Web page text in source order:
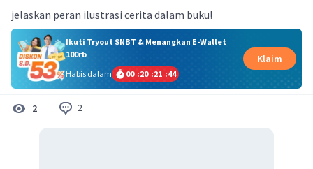
jelaskan peran ilustrasi cerita dalam buku!
Ikuti Tryout SNBT & Menangkan E-Wallet
100rb
Habis dalam
00 :20 :21 :44
Klaim
2 2